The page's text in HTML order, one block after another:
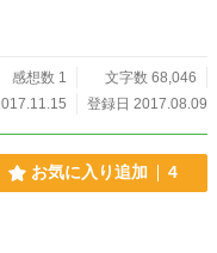
感想数 1
文字数 68,046
登録日 2017.08.09
お気に入り追加 4